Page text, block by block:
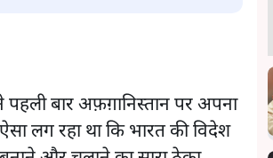
पहली बार अफ़ग़ानिस्तान पर अपना
लग रहा था कि भारत की विदेश